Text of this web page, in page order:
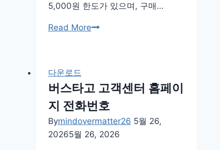
5,000원 한도가 있으며, 구매…
Read More로
구
매
앱
하
다운로드
버스타고 고객센터 홈페이
지 전화번호
Bymindovermatter26 5월 26,
20265월 26, 2026